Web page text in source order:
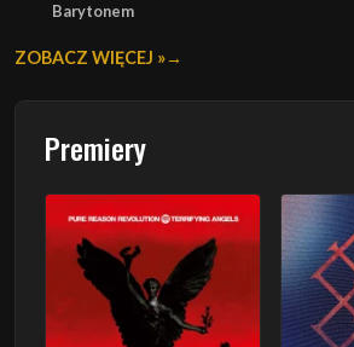
Barytonem
ZOBACZ WIĘCEJ »
Premiery